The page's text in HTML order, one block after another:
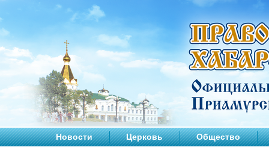
Новости Церковь Общество